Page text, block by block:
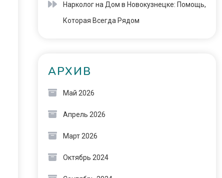
Нарколог на Дом в Новокузнецке: Помощь,
Которая Всегда Рядом
АРХИВ
Май 2026
Апрель 2026
Март 2026
Октябрь 2024